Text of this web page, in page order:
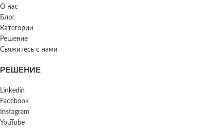
О нас
Блог
Категории
Решение
Свяжитесь с нами
РЕШЕНИЕ
Linkedin
Facebook
Instagram
YouTube